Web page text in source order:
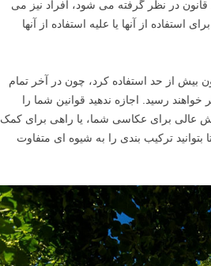
جدا از سوژه باشد، به طوری که برای
شما نشان خواهم داد که این کار را نیز
عکس هنوز هم خوب است. من هم به شما
– چطور اجازه دهید در توسعه تصاویرتان
دادن و شکسته شدن ایجاد
قانون در نظر گرفته می شود، افراد نیز می
استفاده از آنها یا علیه استفاده از آنها